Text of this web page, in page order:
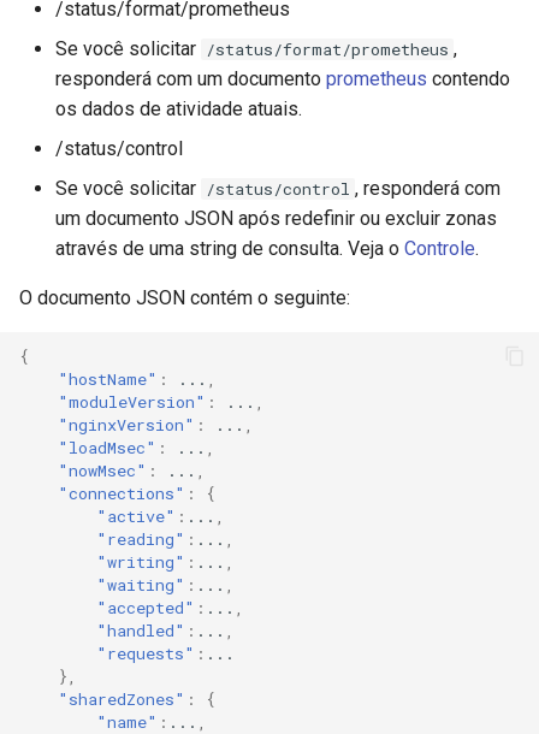
Personalização
Para personalizar após a
instalação do módulo
Para personalizar antes da
instalação do módulo
Dashboard React
Servir via nginx
Desenvolvimento
vhost_traffic_status
vhost_traffic_status_zone
lock
logger-socket
macaroons
maxminddb
memcached
mlcache
multiplexer
murmurhash2
/status/format/prometheus
Se você solicitar /status/format/prometheus ,
responderá com um documento prometheus contendo
os dados de atividade atuais.
/status/control
Se você solicitar /status/control , responderá com
um documento JSON após redefinir ou excluir zonas
através de uma string de consulta. Veja o Controle.
O documento JSON contém o seguinte:
{
"hostName" : ...
"moduleVersion" : ...
"nginxVersion" : ...
"loadMsec" : ...
"nowMsec" : ...
"connections" :
{
"active" : ...
"reading" : ...
"writing" : ...
"waiting" : ...
"accepted" : ...
"handled" : ...
"requests" : ...
},
"sharedZones" :
{
"name" : ...